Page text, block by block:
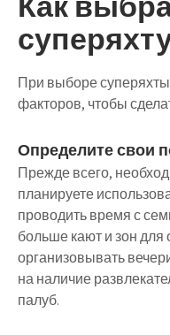
При выборе
факторов, чтобы
Определите свои
Прежде всего,
планируете
проводить время с
больше кают и зон
организовывать
на наличие
палуб.